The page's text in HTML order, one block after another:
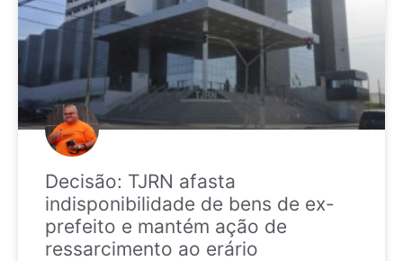
Decisão: TJRN afasta
indisponibilidade de bens de ex-
prefeito e mantém ação de
ressarcimento ao erário